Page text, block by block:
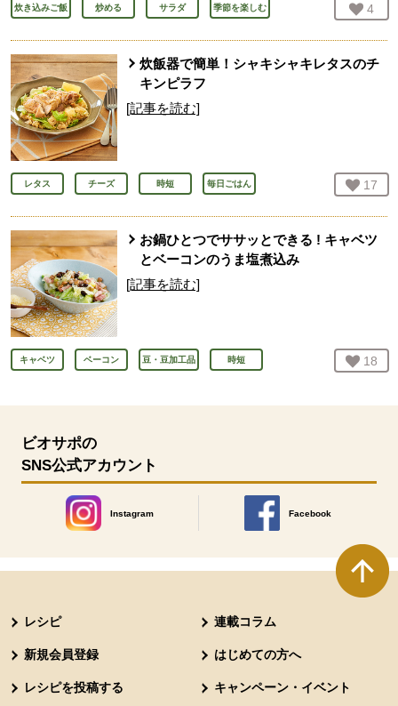
炊き込みご飯 炒める サラダ 季節を楽しむ お気
4
炊飯器で簡単！シャキシャキレタスのチ
キンピラフ
[記事を読む]
レタス チーズ 時短 毎日ごはん お気
17
お鍋ひとつでササッとできる ! キャベツ
とベーコンのうま塩煮込み
[記事を読む]
キャベツ ベーコン 豆・豆加工品 時短 お気
18
ビオサポの
SNS公式アカウント
Instagram
別のウィンドウで開きます。
Facebook
別のウィンドウで開きます
レシピ 連載コラム
新規会員登録 はじめての方へ
レシピを投稿する キャンペーン・イベント